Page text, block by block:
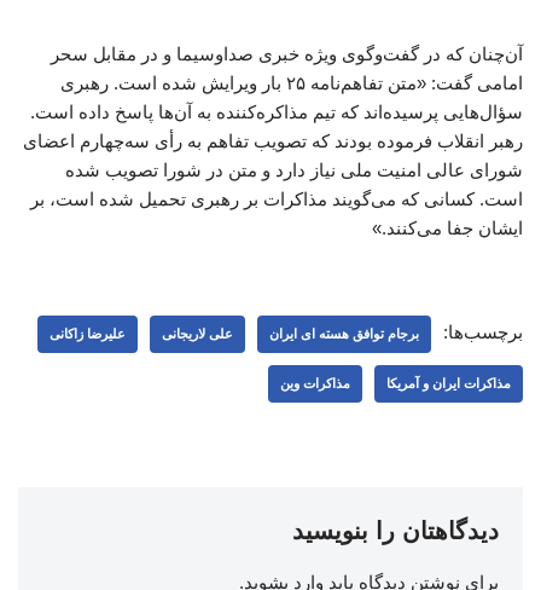
آن‌چنان که در گفت‌وگوی ویژه خبری صداوسیما و در مقابل سحر
امامی گفت: «متن تفاهم‌نامه ۲۵ بار ویرایش شده است. رهبری
سؤال‌هایی پرسیده‌اند که تیم مذاکره‌کننده به آن‌ها پاسخ داده است.
رهبر انقلاب فرموده بودند که تصویب تفاهم به رأی سه‌چهارم اعضای
شورای عالی امنیت ملی نیاز دارد و متن در شورا تصویب شده
است. کسانی که می‌گویند مذاکرات بر رهبری تحمیل شده است، بر
ایشان جفا می‌کنند.»
برچسب‌ها: برجام توافق هسته ای ایران علی لاریجانی علیرضا زاکانی
مذاکرات ایران و آمریکا مذاکرات وین
دیدگاهتان را بنویسید
برای نوشتن دیدگاه باید وارد بشوید.